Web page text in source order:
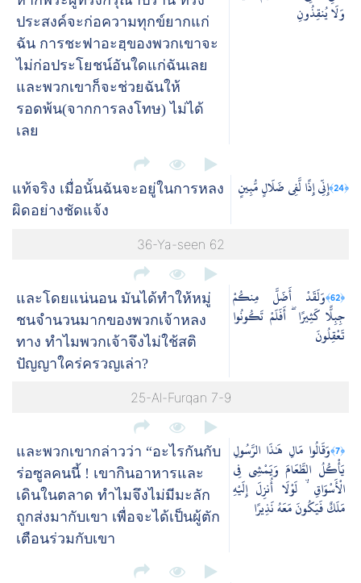
ประสงค์จะก่อความทุกข์ยากแก่
ฉัน การชะฟาอะฮฺของพวกเขาจะ
ไม่ก่อประโยชน์อันใดแก่ฉันเลย
และพวกเขาก็จะช่วยฉันให้
รอดพ้น(จากการลงโทษ) ไม่ได้
เลย
وَلَا يُنقِذُونِ
แท้จริง เมื่อนั้นฉันจะอยู่ในการหลง
ผิดอย่างชัดแจ้ง
﴿24﴾ إِنِّي إِذًا لَّفِي ضَلَالٍ مُّبِينٍ
36-Ya-seen 62
และโดยแน่นอน มันได้ทำให้หมู่
ชนจำนวนมากของพวกเจ้าหลง
ทาง ทำไมพวกเจ้าจึงไม่ใช้สติ
ปัญญาใคร่ครวญเล่า?
﴿62﴾
وَلَقَدْ أَضَلَّ مِنكُمْ
جِبِلًّا كَثِيرًا ۖ أَفَلَمْ تَكُونُوا
تَعْقِلُونَ
25-Al-Furqan 7-9
และพวกเขากล่าวว่า “อะไรกันกับ
ร่อซูลคนนี้ ! เขากินอาหารและ
เดินในตลาด ทำไมจึงไม่มีมะลัก
ถูกส่งมากับเขา เพื่อจะได้เป็นผู้ตัก
เตือนร่วมกับเขา
﴿7﴾ وَقَالُوا مَالِ هَٰذَا الرَّسُولِ
يَأْكُلُ الطَّعَامَ وَيَمْشِي فِي
الْأَسْوَاقِ ۙ لَوْلَا أُنزِلَ إِلَيْهِ
مَلَكٌ فَيَكُونَ مَعَهُ نَذِيرًا